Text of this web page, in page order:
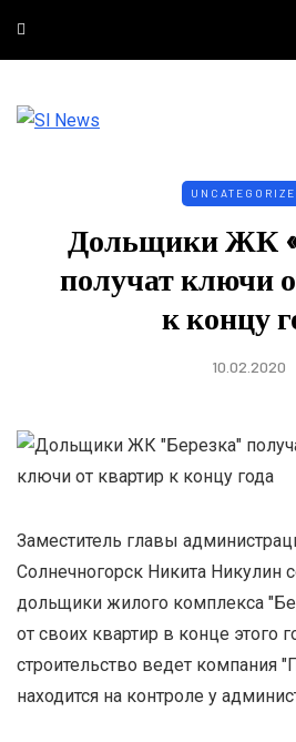
Дольщики ЖК
получат ключи
к концу
10.02.2020
Заместитель главы
Солнечногорск Никита Никулин
дольщики жилого комплекса
от своих квартир в конце этого
строительство ведет компания
находится на контроле у